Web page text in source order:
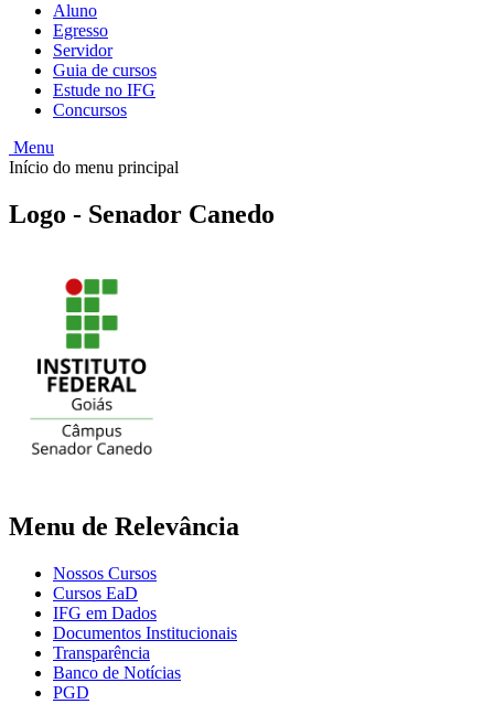
Aluno
Egresso
Servidor
Guia de cursos
Estude no IFG
Concursos
Menu
Início do menu principal
Logo - Senador Canedo
Menu de Relevância
Nossos Cursos
Cursos EaD
IFG em Dados
Documentos Institucionais
Transparência
Banco de Notícias
PGD